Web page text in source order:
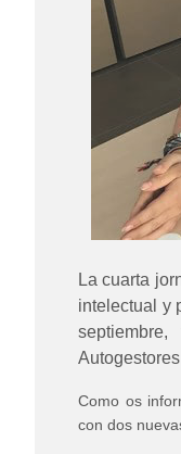
La cuarta
intelectual y
Como os
con dos